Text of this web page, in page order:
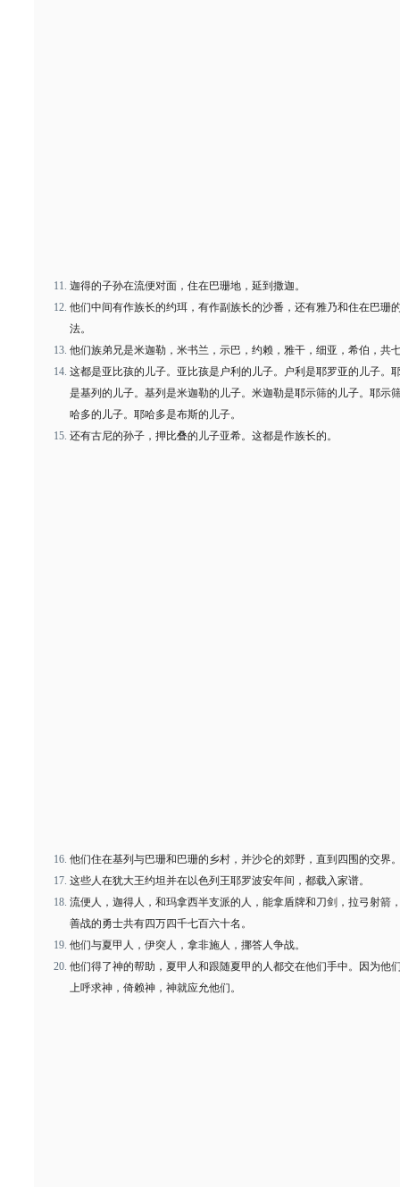
迦得的子孙在流便对面，住在巴珊地，延到撒迦。
他们中间有作族长的约珥，有作副族长的沙番，还有雅乃和住在巴珊
法。
他们族弟兄是米迦勒，米书兰，示巴，约赖，雅干，细亚，希伯，共
这都是亚比孩的儿子。亚比孩是户利的儿子。户利是耶罗亚的儿子。
是基列的儿子。基列是米迦勒的儿子。米迦勒是耶示筛的儿子。耶示
哈多的儿子。耶哈多是布斯的儿子。
还有古尼的孙子，押比叠的儿子亚希。这都是作族长的。
他们住在基列与巴珊和巴珊的乡村，并沙仑的郊野，直到四围的交界
这些人在犹大王约坦并在以色列王耶罗波安年间，都载入家谱。
流便人，迦得人，和玛拿西半支派的人，能拿盾牌和刀剑，拉弓射箭
善战的勇士共有四万四千七百六十名。
他们与夏甲人，伊突人，拿非施人，挪答人争战。
他们得了神的帮助，夏甲人和跟随夏甲的人都交在他们手中。因为他
上呼求神，倚赖神，神就应允他们。